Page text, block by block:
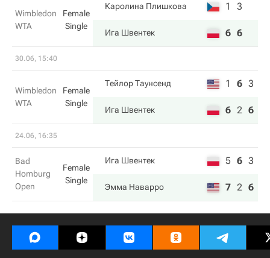
Wimbledon
WTA
Female
Single
Каролина Плишкова 1 3
Ига Швентек 6 6
30.06, 15:40
Wimbledon
WTA
Female
Single
Тейлор Таунсенд 1 6 3
Ига Швентек 6 2 6
24.06, 16:35
Bad
Homburg
Open
Female
Single
Ига Швентек 5 6 3
Эмма Наварро 7 2 6